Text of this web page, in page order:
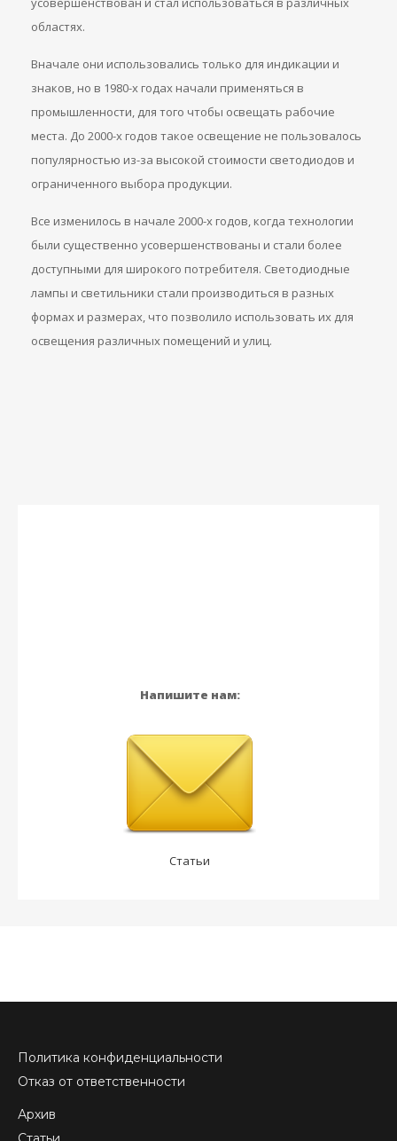
областях.
Вначале они использовались только для индикации и
знаков, но в 1980-х годах начали применяться в
промышленности, для того чтобы освещать рабочие
места. До 2000-х годов такое освещение не пользовалось
популярностью из-за высокой стоимости светодиодов и
ограниченного выбора продукции.
Все изменилось в начале 2000-х годов, когда технологии
были существенно усовершенствованы и стали более
доступными для широкого потребителя. Светодиодные
лампы и светильники стали производиться в разных
формах и размерах, что позволило использовать их для
освещения различных помещений и улиц.
Напишите нам:
Статьи
Политика конфиденциальности
Отказ от ответственности
Архив